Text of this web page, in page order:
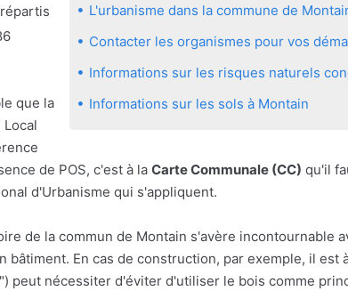
L'urbanisme dans la commune de
Contacter les organismes pour vos
Informations sur les risques naturels
Informations sur les sols à Montain
que la
de POS, c'est à la Carte Communale (CC) qu'il
d'Urbanisme qui s'appliquent.
de la commun de Montain s'avère incontournable
bâtiment. En cas de construction, par exemple, il
peut nécessiter d'éviter d'utiliser le bois comme